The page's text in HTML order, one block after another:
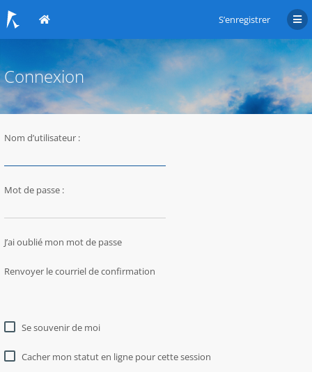
S’enregistrer
Connexion
Nom d’utilisateur :
Mot de passe :
J’ai oublié mon mot de passe
Renvoyer le courriel de confirmation
Se souvenir de moi
Cacher mon statut en ligne pour cette session